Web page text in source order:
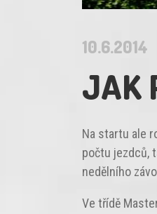
10.6.2014
JAK
Na startu ale
počtu jezdců,
nedělního
Ve třídě